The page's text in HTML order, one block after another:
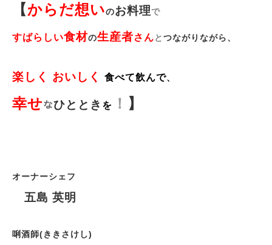
【からだ想いのお料理で
すばらしい食材の生産者さんとつながりながら、
楽しく おいしく 食べて飲んで、
幸せなひととき を ！ 】
オーナーシェフ
五島 英明
唎酒師(ききさけし)